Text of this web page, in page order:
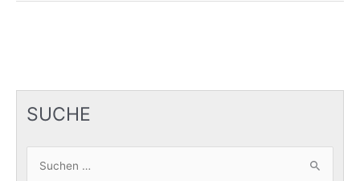
SUCHE